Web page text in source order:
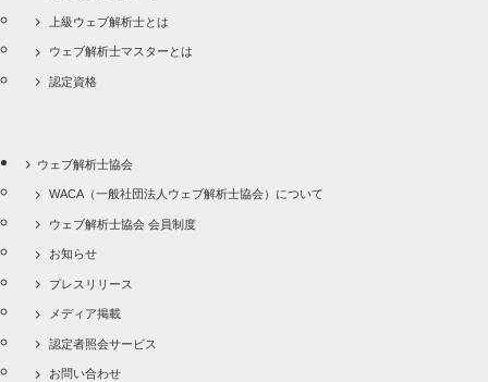
上級ウェブ解析士とは
ウェブ解析士マスターとは
認定資格
ウェブ解析士協会
WACA（一般社団法人ウェブ解析士協会）について
ウェブ解析士協会 会員制度
お知らせ
プレスリリース
メディア掲載
認定者照会サービス
お問い合わせ